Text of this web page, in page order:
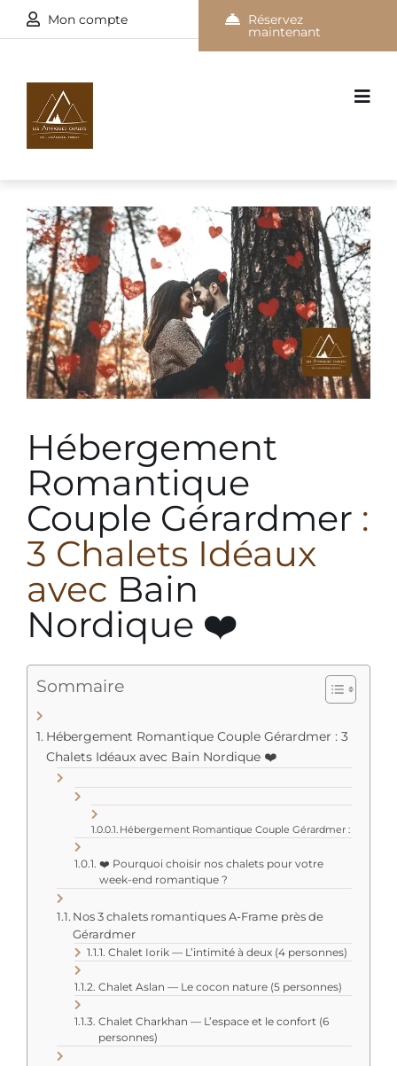
Mon compte Réservez
maintenant
Hébergement
Romantique
Couple Gérardmer :
3 Chalets Idéaux
avec Bain
Nordique ❤️
Sommaire
Hébergement Romantique Couple Gérardmer : 3
Chalets Idéaux avec Bain Nordique ❤️
Hébergement Romantique Couple Gérardmer :
❤️ Pourquoi choisir nos chalets pour votre
week-end romantique ?
Nos 3 chalets romantiques A-Frame près de
Gérardmer
Chalet Iorik — L’intimité à deux (4 personnes)
Chalet Aslan — Le cocon nature (5 personnes)
Chalet Charkhan — L’espace et le confort (6
personnes)